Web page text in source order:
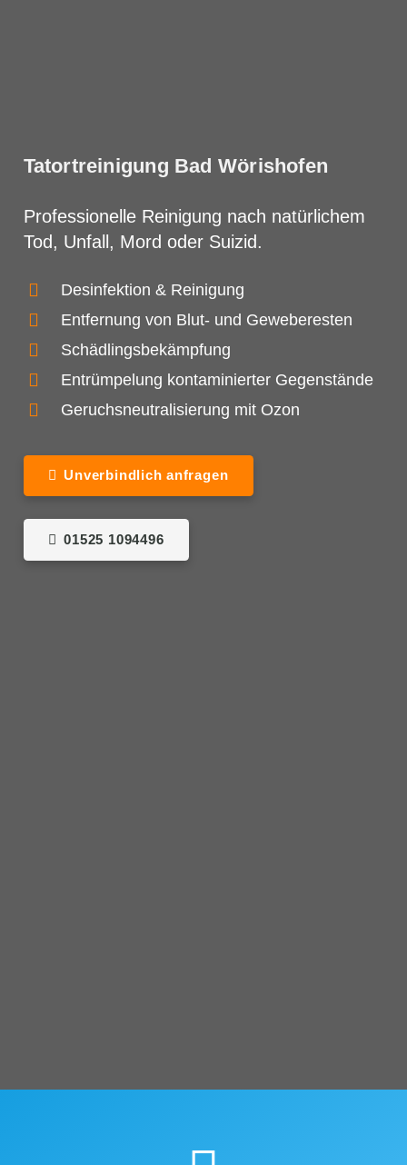
Tatortreinigung Bad Wörishofen
Professionelle Reinigung nach natürlichem
Tod, Unfall, Mord oder Suizid.
Desinfektion & Reinigung
Entfernung von Blut- und Geweberesten
Schädlingsbekämpfung
Entrümpelung kontaminierter Gegenstände
Geruchsneutralisierung mit Ozon
Unverbindlich anfragen
01525 1094496